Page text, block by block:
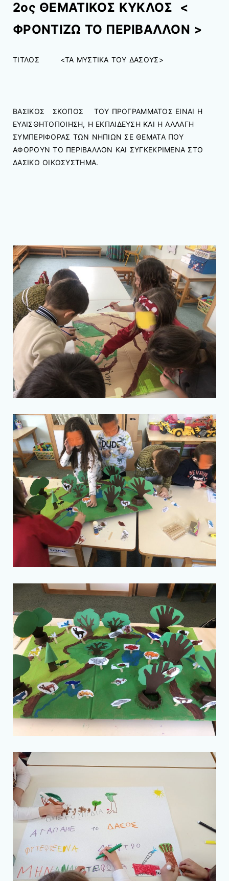
2ος ΘΕΜΑΤΙΚΟΣ ΚΥΚΛΟΣ <
ΦΡΟΝΤΙΖΩ ΤΟ ΠΕΡΙΒΑΛΛΟΝ >
ΤΙΤΛΟΣ <ΤΑ ΜΥΣΤΙΚΑ ΤΟΥ ΔΑΣΟΥΣ>
ΒΑΣΙΚΟΣ ΣΚΟΠΟΣ ΤΟΥ ΠΡΟΓΡΑΜΜΑΤΟΣ ΕΙΝΑΙ Η
ΕΥΑΙΣΘΗΤΟΠΟΙΗΣΗ, Η ΕΚΠΑΙΔΕΥΣΗ ΚΑΙ Η ΑΛΛΑΓΗ
ΣΥΜΠΕΡΙΦΟΡΑΣ ΤΩΝ ΝΗΠΙΩΝ ΣΕ ΘΕΜΑΤΑ ΠΟΥ
ΑΦΟΡΟΥΝ ΤΟ ΠΕΡΙΒΑΛΛΟΝ ΚΑΙ ΣΥΓΚΕΚΡΙΜΕΝΑ ΣΤΟ
ΔΑΣΙΚΟ ΟΙΚΟΣΥΣΤΗΜΑ.